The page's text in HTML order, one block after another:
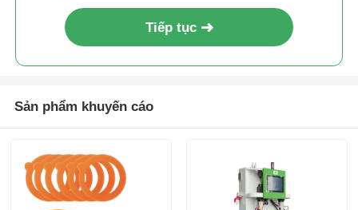
Tiếp tục
Sản phẩm khuyến cáo